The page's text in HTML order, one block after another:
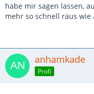
habe mir sagen lassen,
mehr so schnell raus wie
anhamkade
Profi